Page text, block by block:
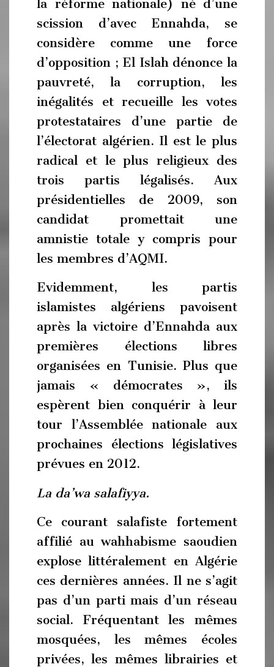
la réforme nationale) né d’une
scission d’avec Ennahda, se
considère comme une force
d’opposition ; El Islah dénonce la
pauvreté, la corruption, les
inégalités et recueille les votes
protestataires d’une partie de
l’électorat algérien. Il est le plus
radical et le plus religieux des
trois partis légalisés. Aux
présidentielles de 2009, son
candidat promettait une
amnistie totale y compris pour
les membres d’AQMI.
Evidemment, les partis
islamistes algériens pavoisent
après la victoire d’Ennahda aux
premières élections libres
organisées en Tunisie. Plus que
jamais « démocrates », ils
espèrent bien conquérir à leur
tour l’Assemblée nationale aux
prochaines élections législatives
prévues en 2012.
La da’wa salafiyya.
Ce courant salafiste fortement
affilié au wahhabisme saoudien
explose littéralement en Algérie
ces dernières années. Il ne s’agit
pas d’un parti mais d’un réseau
social. Fréquentant les mêmes
mosquées, les mêmes écoles
privées, les mêmes librairies et